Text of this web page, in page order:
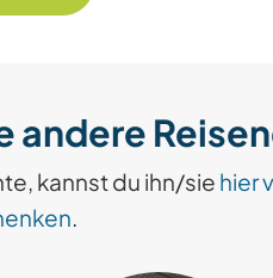
andere
kannst du ihn/sie hier